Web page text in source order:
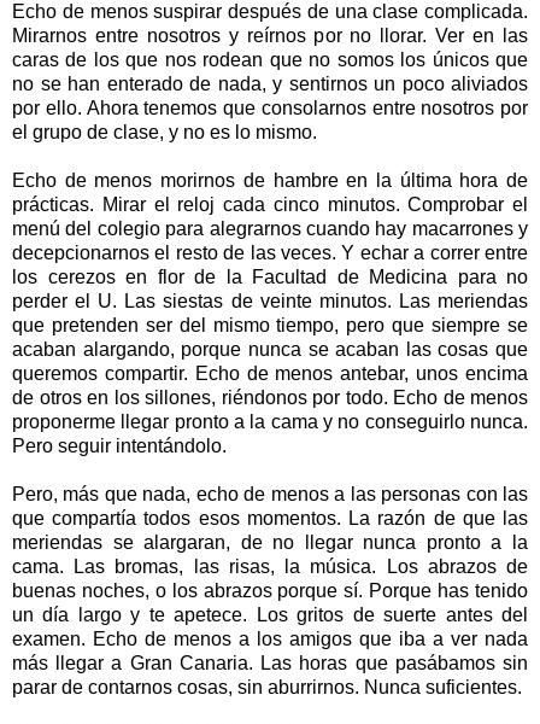
Echo de menos suspirar después de una clase complicada.
Mirarnos entre nosotros y reírnos por no llorar. Ver en las
caras de los que nos rodean que no somos los únicos que
no se han enterado de nada, y sentirnos un poco aliviados
por ello. Ahora tenemos que consolarnos entre nosotros por
el grupo de clase, y no es lo mismo.
Echo de menos morirnos de hambre en la última hora de
prácticas. Mirar el reloj cada cinco minutos. Comprobar el
menú del colegio para alegrarnos cuando hay macarrones y
decepcionarnos el resto de las veces. Y echar a correr entre
los cerezos en flor de la Facultad de Medicina para no
perder el U. Las siestas de veinte minutos. Las meriendas
que pretenden ser del mismo tiempo, pero que siempre se
acaban alargando, porque nunca se acaban las cosas que
queremos compartir. Echo de menos antebar, unos encima
de otros en los sillones, riéndonos por todo. Echo de menos
proponerme llegar pronto a la cama y no conseguirlo nunca.
Pero seguir intentándolo.
Pero, más que nada, echo de menos a las personas con las
que compartía todos esos momentos. La razón de que las
meriendas se alargaran, de no llegar nunca pronto a la
cama. Las bromas, las risas, la música. Los abrazos de
buenas noches, o los abrazos porque sí. Porque has tenido
un día largo y te apetece. Los gritos de suerte antes del
examen. Echo de menos a los amigos que iba a ver nada
más llegar a Gran Canaria. Las horas que pasábamos sin
parar de contarnos cosas, sin aburrirnos. Nunca suficientes.